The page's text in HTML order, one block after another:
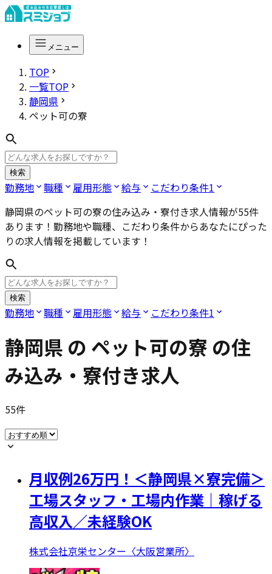
メニュー
TOP
一覧TOP
静岡県
ペット可の寮
検索
勤務地 職種 雇用形態 給与 こだわり条件1
静岡県のペット可の寮の住み込み・寮付き求人情報が55件
あります！勤務地や職種、こだわり条件からあなたにぴった
りの求人情報を掲載しています！
検索
勤務地 職種 雇用形態 給与 こだわり条件1
静岡県 の ペット可の寮 の住
み込み・寮付き求人
55件
月収例26万円！＜静岡県×寮完備＞
工場スタッフ・工場内作業｜稼げる
高収入／未経験OK
株式会社京栄センター〈大阪営業所〉